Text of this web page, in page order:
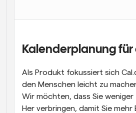
Supercharged Planung mit KI-
Blog
Bleiben Sie auf dem
Sofortige Besprechungen
Treffen Sie sich in wenigen
Kalenderplanung für
Als Produkt fokussiert sich
den Menschen leicht zu
Wir möchten, dass Sie weniger
Her verbringen, damit Sie mehr